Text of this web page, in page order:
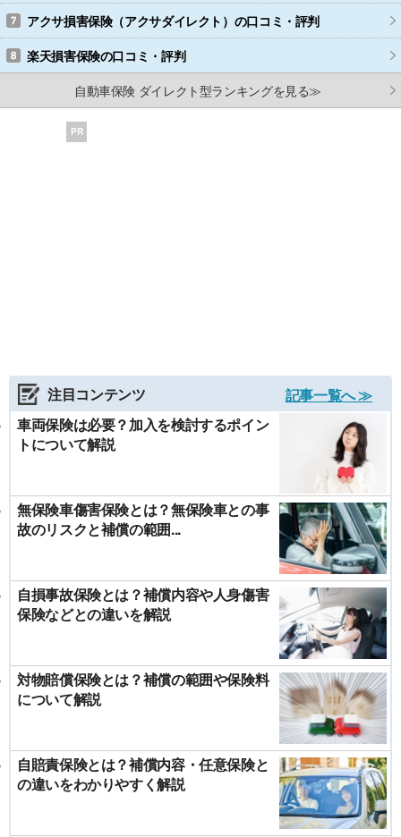
アクサ損害保険（アクサダイレクト） の口コミ・評判
楽天損害保険の口コミ・評判
自動車保険 ダイレクト型ランキングを見る≫
PR
注目コンテンツ
記事一覧へ ≫
車両保険は必要？加入を検討するポイン
トについて解説
無保険車傷害保険とは？無保険車との事
故のリスクと補償の範囲...
自損事故保険とは？補償内容や人身傷害
保険などとの違いを解説
対物賠償保険とは？補償の範囲や保険料
について解説
自賠責保険とは？補償内容・任意保険と
の違いをわかりやすく解説